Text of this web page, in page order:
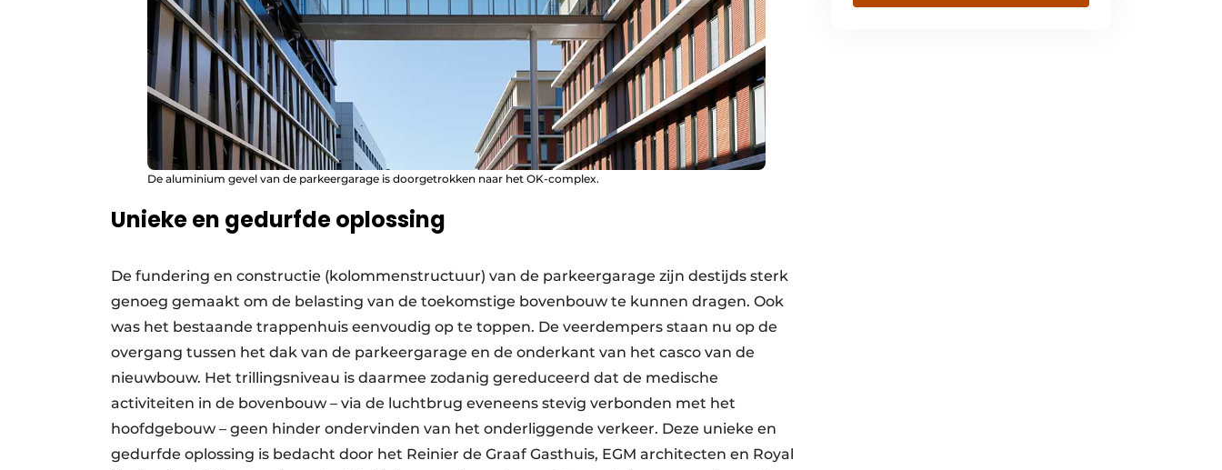
De aluminium gevel van de parkeergarage is doorgetrokken naar het OK-complex.
Unieke en gedurfde oplossing
De fundering en constructie (kolommenstructuur) van de parkeergarage zijn destijds sterk
genoeg gemaakt om de belasting van de toekomstige bovenbouw te kunnen dragen. Ook
was het bestaande trappenhuis eenvoudig op te toppen. De veerdempers staan nu op de
overgang tussen het dak van de parkeergarage en de onderkant van het casco van de
nieuwbouw. Het trillingsniveau is daarmee zodanig gereduceerd dat de medische
activiteiten in de bovenbouw – via de luchtbrug eveneens stevig verbonden met het
hoofdgebouw – geen hinder ondervinden van het onderliggende verkeer. Deze unieke en
gedurfde oplossing is bedacht door het Reinier de Graaf Gasthuis, EGM architecten en Royal